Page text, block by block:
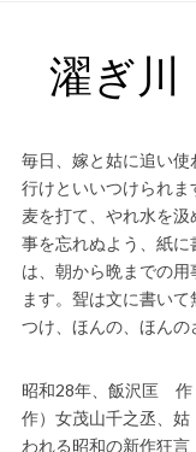
濯ぎ川
毎日、嫁と姑に追い
行けといいつけられ
麦を打て、やれ水を
事を忘れぬよう、紙
は、朝から晩までの
ます。聟は文に書い
つけ、ほんの、ほんの
昭和28年、飯沢匡
作）女茂山千之丞、
われる昭和の新作狂言